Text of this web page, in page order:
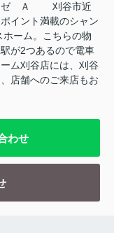
リゼ Ａ 刈谷市近
イント満載のシャン
ーム。こちらの物
が2つあるので電車
ム刈谷店には、刈谷
店舗へのご来店もお
わせ